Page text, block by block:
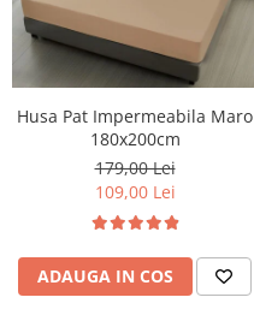
Husa Pat Impermeabila Maro
180x200cm
179,00 Lei
109,00 Lei
ADAUGA IN COS